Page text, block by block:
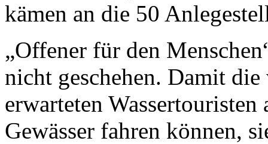
kämen an die 50
„Offener für den
nicht geschehen. Damit
erwarteten
Gewässer fahren können,